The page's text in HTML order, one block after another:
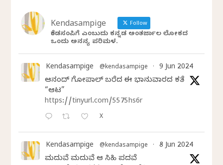
Kendasampige Follow
ಕೆಂಡಸಂಪಿಗೆ ಎಂಬುದು ಕನ್ನಡ ಅಂತರ್ಜಾಲ ಲೋಕದ
ಒಂದು ಅನನ್ಯ ಪರಿಮಳ.
Kendasampige @kendasampige · 9 Jun 2024
ಆನಂದ್‌ ಗೋಪಾಲ್‌ ಬರೆದ ಈ ಭಾನುವಾರದ ಕತೆ
“ಆಟ”
https://tinyurl.com/5575hs6r
X
Kendasampige @kendasampige · 8 Jun 2024
ಮದುವೆ ಮದುವೆ ಆ ಸಿಹಿ ಪದವೆ